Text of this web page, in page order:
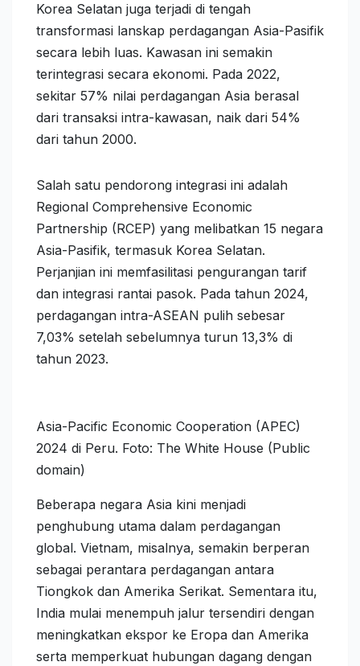
Korea Selatan juga terjadi di tengah
transformasi lanskap perdagangan Asia-Pasifik
secara lebih luas. Kawasan ini semakin
terintegrasi secara ekonomi. Pada 2022,
sekitar 57% nilai perdagangan Asia berasal
dari transaksi intra-kawasan, naik dari 54%
dari tahun 2000.
Salah satu pendorong integrasi ini adalah
Regional Comprehensive Economic
Partnership (RCEP) yang melibatkan 15 negara
Asia-Pasifik, termasuk Korea Selatan.
Perjanjian ini memfasilitasi pengurangan tarif
dan integrasi rantai pasok. Pada tahun 2024,
perdagangan intra-ASEAN pulih sebesar
7,03% setelah sebelumnya turun 13,3% di
tahun 2023.
Asia-Pacific Economic Cooperation (APEC)
2024 di Peru. Foto: The White House (Public
domain)
Beberapa negara Asia kini menjadi
penghubung utama dalam perdagangan
global. Vietnam, misalnya, semakin berperan
sebagai perantara perdagangan antara
Tiongkok dan Amerika Serikat. Sementara itu,
India mulai menempuh jalur tersendiri dengan
meningkatkan ekspor ke Eropa dan Amerika
serta memperkuat hubungan dagang dengan